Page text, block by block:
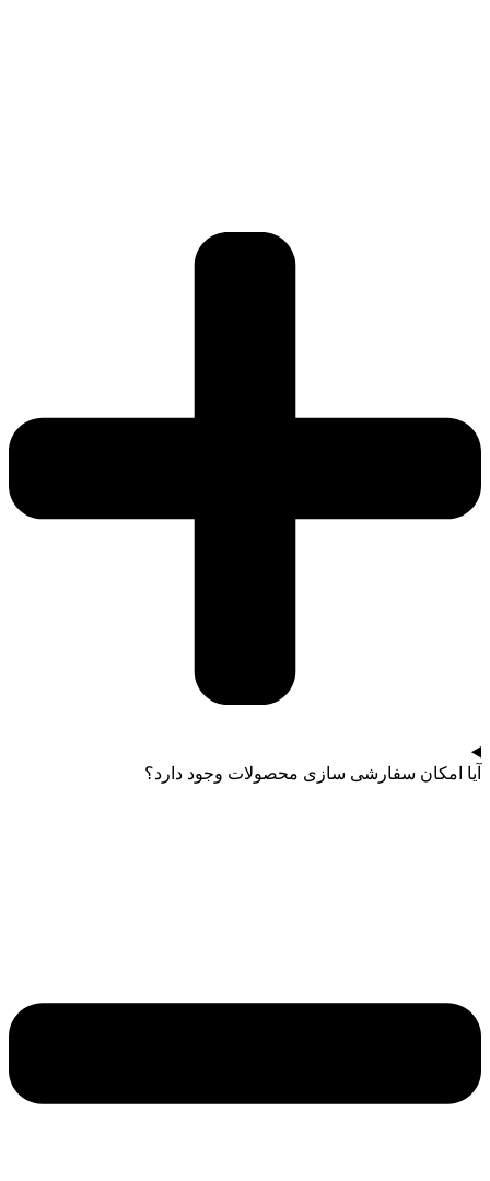
آیا امکان سفارشی سازی محصولات وجود دارد؟